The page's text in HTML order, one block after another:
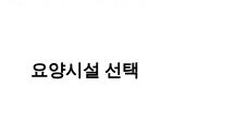
요양시설 선택